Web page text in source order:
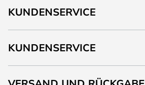
KUNDENSERVICE
KUNDENSERVICE